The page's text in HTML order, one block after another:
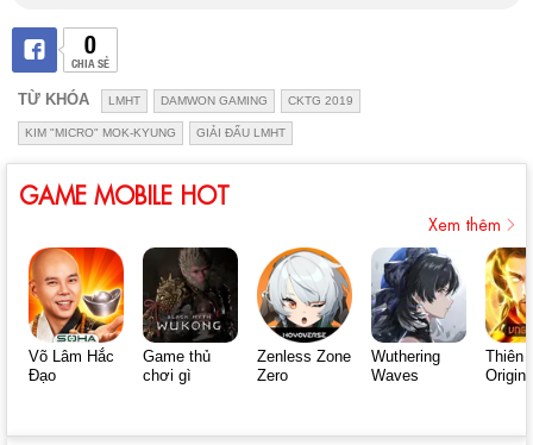
0
CHIA SẺ
TỪ KHÓA LMHT DAMWON GAMING CKTG 2019
KIM "MICRO" MOK-KYUNG GIẢI ĐẤU LMHT
GAME MOBILE HOT
Xem thêm
Võ Lâm Hắc
Đạo
Game thủ
chơi gì
Zenless Zone
Zero
Wuthering
Waves
Thiên
Origin